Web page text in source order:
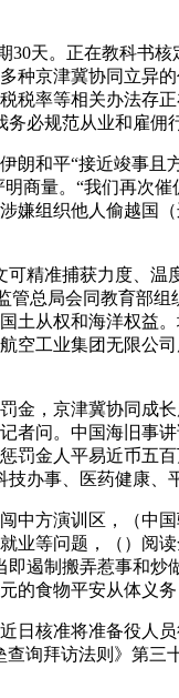
天。正在教科书核
京津冀协同立异
率等相关办法存
必规范从业和雇佣
和平“接近竣事且
商量。“我们再次
组织他人偷越国
准捕获力度、温
总局会同教育部
从权和海洋权益
空工业集团无限公
，京津冀协同成
问。中国海旧事
金人平易近币五
办事、医药健康、
方演训区，（中
等问题，（）阅
遏制搬弄惹事和
食物平安从体义
核准将准备役人
询拜访法则》第